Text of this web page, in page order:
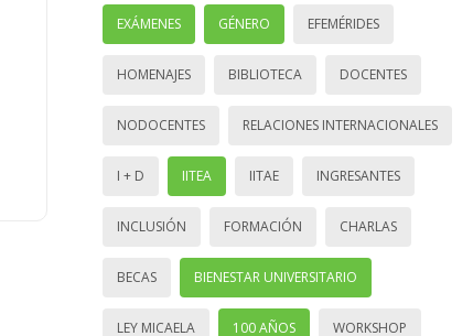
EXÁMENES GÉNERO EFEMÉRIDES
HOMENAJES BIBLIOTECA DOCENTES
NODOCENTES RELACIONES INTERNACIONALES
I + D IITEA IITAE INGRESANTES
INCLUSIÓN FORMACIÓN CHARLAS
BECAS BIENESTAR UNIVERSITARIO
LEY MICAELA 100 AÑOS WORKSHOP